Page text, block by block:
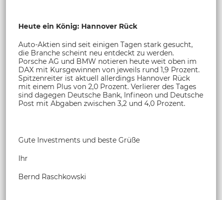
Heute ein König: Hannover Rück
Auto-Aktien sind seit einigen Tagen stark gesucht,
die Branche scheint neu entdeckt zu werden.
Porsche AG und BMW notieren heute weit oben im
DAX mit Kursgewinnen von jeweils rund 1,9 Prozent.
Spitzenreiter ist aktuell allerdings Hannover Rück
mit einem Plus von 2,0 Prozent. Verlierer des Tages
sind dagegen Deutsche Bank, Infineon und Deutsche
Post mit Abgaben zwischen 3,2 und 4,0 Prozent.
Gute Investments und beste Grüße
Ihr
Bernd Raschkowski